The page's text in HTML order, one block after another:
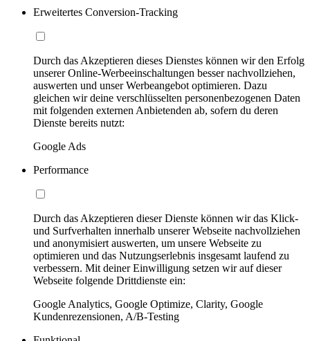
Erweitertes Conversion-Tracking
Durch das Akzeptieren dieses Dienstes können wir den Erfolg
unserer Online-Werbeeinschaltungen besser nachvollziehen,
auswerten und unser Werbeangebot optimieren. Dazu
gleichen wir deine verschlüsselten personenbezogenen Daten
mit folgenden externen Anbietenden ab, sofern du deren
Dienste bereits nutzt:
Google Ads
Performance
Durch das Akzeptieren dieser Dienste können wir das Klick-
und Surfverhalten innerhalb unserer Webseite nachvollziehen
und anonymisiert auswerten, um unsere Webseite zu
optimieren und das Nutzungserlebnis insgesamt laufend zu
verbessern. Mit deiner Einwilligung setzen wir auf dieser
Webseite folgende Drittdienste ein:
Google Analytics, Google Optimize, Clarity, Google
Kundenrezensionen, A/B-Testing